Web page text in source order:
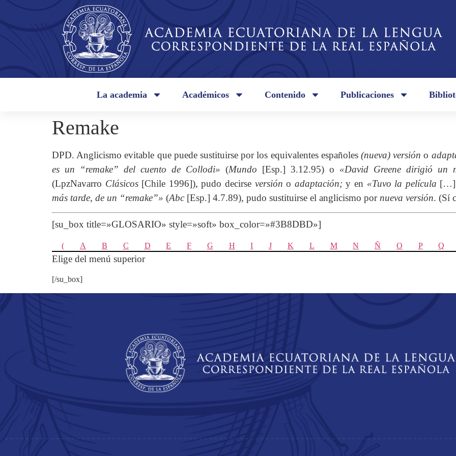
La academia Académicos Contenido Publicaciones
Remake
DPD. Anglicismo evitable que puede sustituirse por los equivalentes españoles (nueva) versión o
es un “remake” del cuento de Collodi» (Mundo [Esp.] 3.12.95) o «David Greene dirigió un
(LpzNavarro Clásicos[Chile 1996]), pudo decirse versión o adaptación; y en «Tuvo la película […]
más tarde, de un “remake”» (Abc [Esp.] 4.7.89), pudo sustituirse el anglicismo por nueva versión. (Sí
[su_box title=»GLOSARIO» style=»soft» box_color=»#3B8DBD»]
( A B C D E F G H I J K L M N Ñ O P Q
Elige del menú superior
[/su_box]